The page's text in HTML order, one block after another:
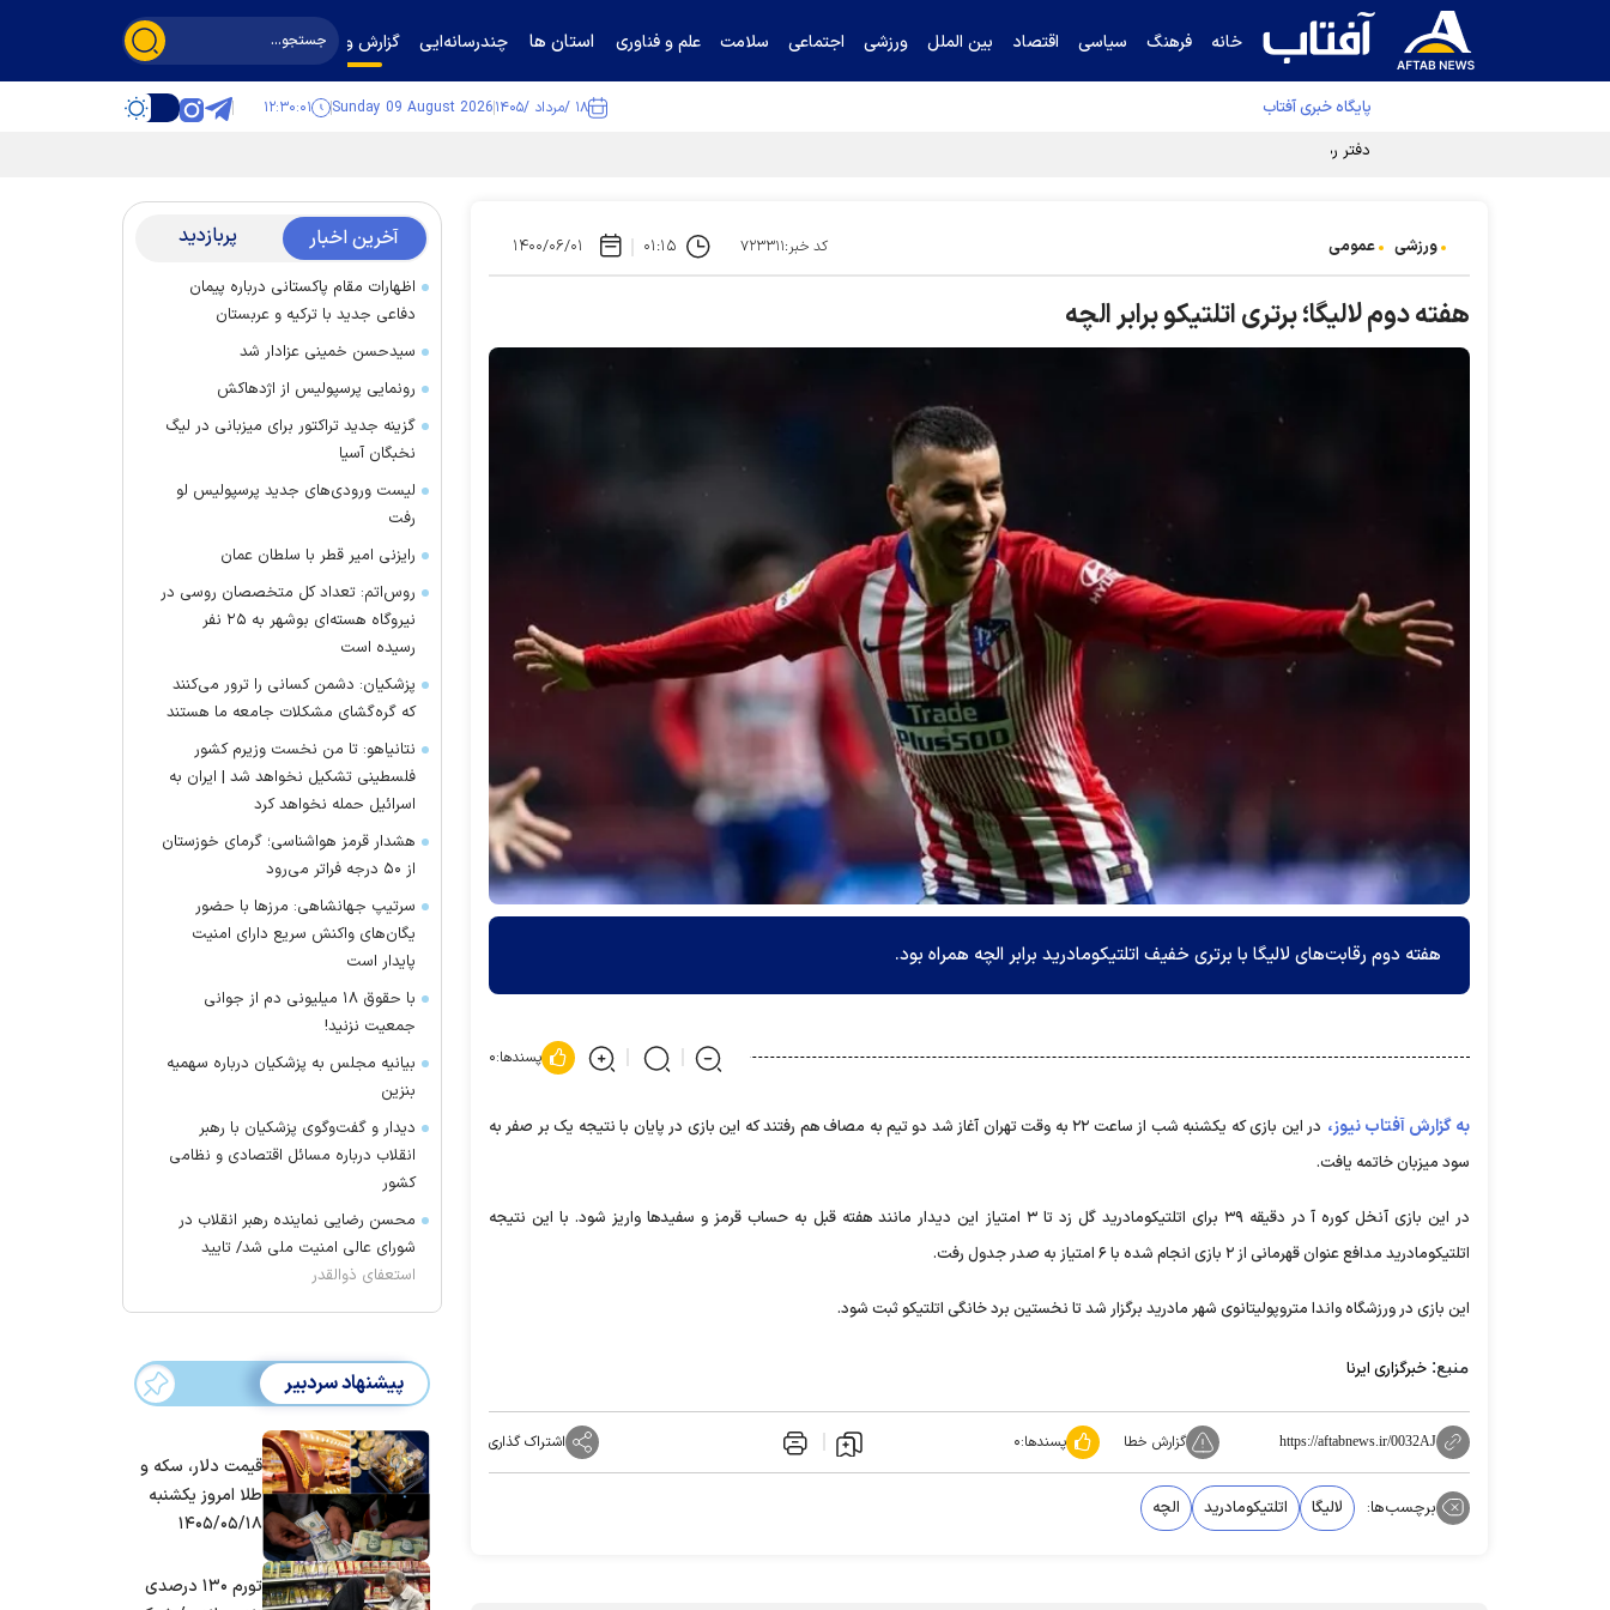
خانه فرهنگ سیاسی اقتصاد بین الملل ورزشی اجتماعی سلامت علم و فناوری استان ها چندرسانه‌ایی گزارش و گفت‌وگو
پایگاه خبری آفتاب ۱۸ /مرداد /۱۴۰۵ Sunday 09 August 2026 ۱۲:۳۰:۰۲
دفتر رهبر انقلاب ادعای خرازی درباره پزشکیان را تکذیب کرد
ورزشی عمومی کد خبر:۷۲۳۳۱۱ ۰۱:۱۵ ۱۴۰۰/۰۶/۰۱
هفته دوم لالیگا؛ برتری اتلتیکو برابر الچه
هفته دوم رقابت‌های لالیگا با برتری خفیف اتلتیکومادرید برابر الچه همراه بود.
پسندها:۰
به گزارش آفتاب نیوز،
در این بازی که یکشنبه شب از ساعت ۲۲ به وقت تهران آغاز شد دو تیم به مصاف هم رفتند که این بازی در پایان با نتیجه یک بر صفر به
سود میزبان خاتمه یافت.
در این بازی آنخل کوره آ در دقیقه ۳۹ برای اتلتیکومادرید گل زد تا ۳ امتیاز این دیدار مانند هفته قبل به حساب قرمز و سفیدها واریز شود. با این نتیجه
اتلتیکومادرید مدافع عنوان قهرمانی از ۲ بازی انجام شده با ۶ امتیاز به صدر جدول رفت.
این بازی در ورزشگاه واندا متروپولیتانوی شهر مادرید برگزار شد تا نخستین برد خانگی اتلتیکو ثبت شود.
منبع: خبرگزاری ایرنا
https://aftabnews.ir/0032AJ گزارش خطا پسندها:۰ اشتراک گذاری
برچسب‌ها: لالیگا اتلتیکومادرید الچه
آخرین اخبار پربازدید
اظهارات مقام پاکستانی درباره پیمان
دفاعی جدید با ترکیه و عربستان
سیدحسن خمینی عزادار شد
رونمایی پرسپولیس از اژدهاکش
گزینه جدید تراکتور برای میزبانی در لیگ
نخبگان آسیا
لیست ورودی‌های جدید پرسپولیس لو
رفت
رایزنی امیر قطر با سلطان عمان
روس‌اتم: تعداد کل متخصصان روسی در
نیروگاه هسته‌ای بوشهر به ۲۵ نفر
رسیده است
پزشکیان: دشمن کسانی را ترور می‌کنند
که گره‌گشای مشکلات جامعه ما هستند
نتانیاهو: تا من نخست وزیرم کشور
فلسطینی تشکیل نخواهد شد | ایران به
اسرائیل حمله نخواهد کرد
هشدار قرمز هواشناسی؛ گرمای خوزستان
از ۵۰ درجه فراتر می‌رود
سرتیپ جهانشاهی: مرز‌ها با حضور
یگان‌های واکنش سریع دارای امنیت
پایدار است
با حقوق ۱۸ میلیونی دم از جوانی
جمعیت نزنید!
بیانیه مجلس به پزشکیان درباره سهمیه
بنزین
دیدار و گفت‌وگوی پزشکیان با رهبر
انقلاب درباره مسائل اقتصادی و نظامی
کشور
محسن رضایی نماینده رهبر انقلاب در
شورای عالی امنیت ملی شد/ تایید
استعفای ذوالقدر
پیشنهاد سردبیر
قیمت دلار، سکه و
طلا امروز یکشنبه
۱۴۰۵/۰۵/۱۸
تورم ۱۳۰ درصدی